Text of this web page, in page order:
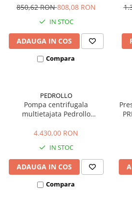
25 m
850,62 RON808,08 RON
IN STOC
ADAUGA IN COS
Compara
PEDROLLO
Pompa centrifugala
multietajata Pedrollo
L/min, Hmax. 73 m, corp inox
4.430,00 RON
IN STOC
ADAUGA IN COS
Compara